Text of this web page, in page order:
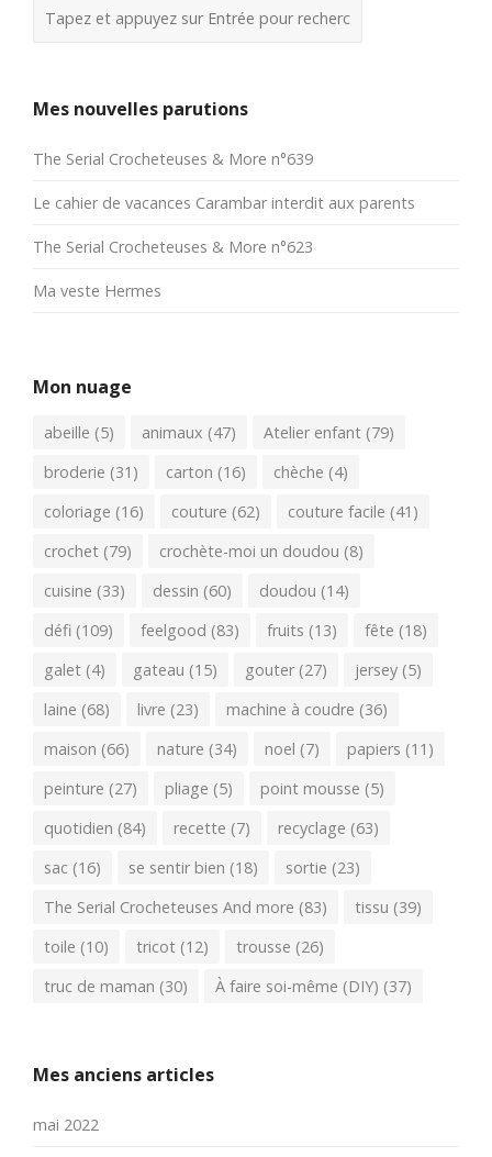
Mes nouvelles parutions
The Serial Crocheteuses & More n°639
Le cahier de vacances Carambar interdit aux parents
The Serial Crocheteuses & More n°623
Ma veste Hermes
Mon nuage
abeille (5) animaux (47) Atelier enfant (79)
broderie (31) carton (16) chèche (4)
coloriage (16) couture (62) couture facile (41)
crochet (79) crochète-moi un doudou (8)
cuisine (33) dessin (60) doudou (14)
défi (109) feelgood (83) fruits (13) fête (18)
galet (4) gateau (15) gouter (27) jersey (5)
laine (68) livre (23) machine à coudre (36)
maison (66) nature (34) noel (7) papiers (11)
peinture (27) pliage (5) point mousse (5)
quotidien (84) recette (7) recyclage (63)
sac (16) se sentir bien (18) sortie (23)
The Serial Crocheteuses And more (83) tissu (39)
toile (10) tricot (12) trousse (26)
truc de maman (30) À faire soi-même (DIY) (37)
Mes anciens articles
mai 2022